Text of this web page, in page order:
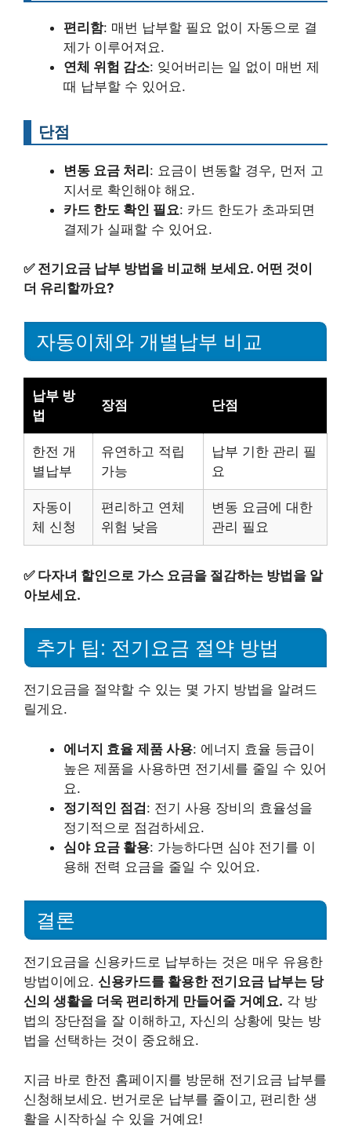
편리함: 매번 납부할 필요 없이 자동으로 결
제가 이루어져요.
연체 위험 감소: 잊어버리는 일 없이 매번 제
때 납부할 수 있어요.
단점
변동 요금 처리: 요금이 변동할 경우, 먼저 고
지서로 확인해야 해요.
카드 한도 확인 필요: 카드 한도가 초과되면
결제가 실패할 수 있어요.
✅ 전기요금 납부 방법을 비교해 보세요. 어떤 것이
더 유리할까요?
자동이체와 개별납부 비교
납부 방
법
장점 단점
한전 개
별납부
유연하고 적립
가능
납부 기한 관리 필
요
자동이
체 신청
편리하고 연체
위험 낮음
변동 요금에 대한
관리 필요
✅ 다자녀 할인으로 가스 요금을 절감하는 방법을 알
아보세요.
추가 팁: 전기요금 절약 방법
전기요금을 절약할 수 있는 몇 가지 방법을 알려드
릴게요.
에너지 효율 제품 사용: 에너지 효율 등급이
높은 제품을 사용하면 전기세를 줄일 수 있어
요.
정기적인 점검: 전기 사용 장비의 효율성을
정기적으로 점검하세요.
심야 요금 활용: 가능하다면 심야 전기를 이
용해 전력 요금을 줄일 수 있어요.
결론
전기요금을 신용카드로 납부하는 것은 매우 유용한
방법이에요. 신용카드를 활용한 전기요금 납부는 당
신의 생활을 더욱 편리하게 만들어줄 거예요. 각 방
법의 장단점을 잘 이해하고, 자신의 상황에 맞는 방
법을 선택하는 것이 중요해요.
지금 바로 한전 홈페이지를 방문해 전기요금 납부를
신청해보세요. 번거로운 납부를 줄이고, 편리한 생
활을 시작하실 수 있을 거예요!